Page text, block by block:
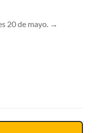
20 de mayo. →